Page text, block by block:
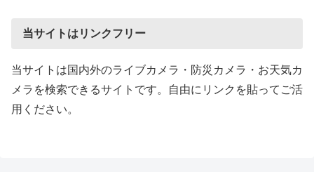
当サイトはリンクフリー
当サイトは国内外のライブカメラ・防災カメラ・お天気カ
メラを検索できるサイトです。自由にリンクを貼ってご活
用ください。